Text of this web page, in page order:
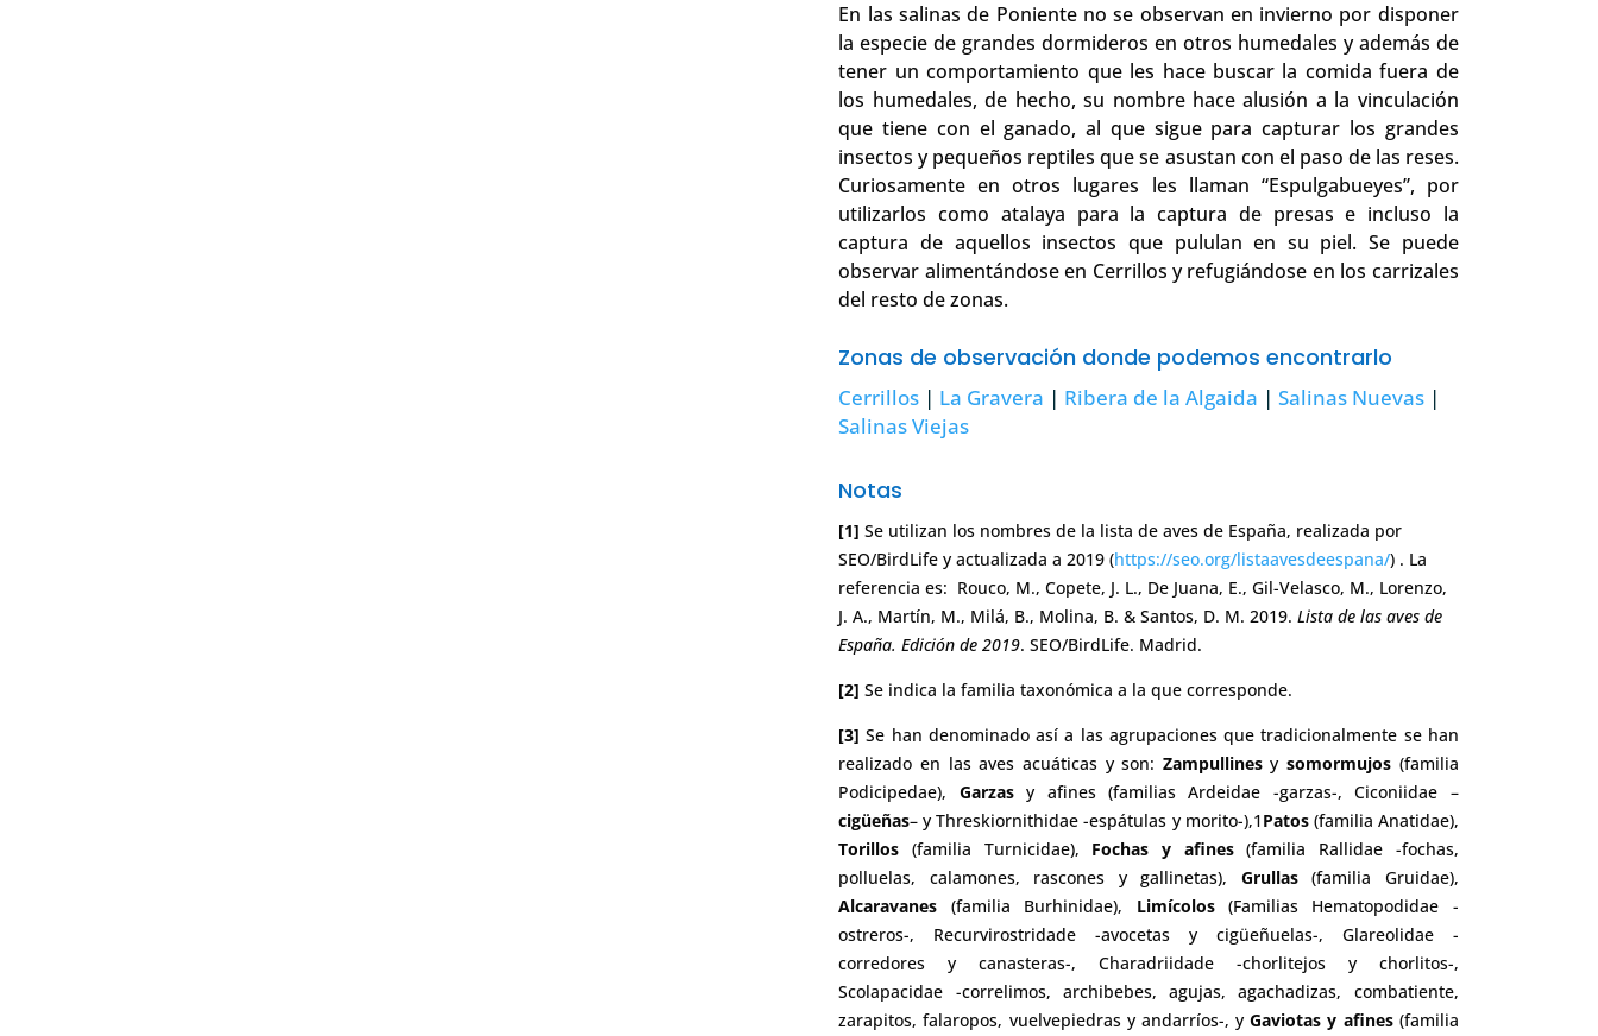
En las salinas de Poniente no se observan en invierno por disponer
la especie de grandes dormideros en otros humedales y además de
tener un comportamiento que les hace buscar la comida fuera de
los humedales, de hecho, su nombre hace alusión a la vinculación
que tiene con el ganado, al que sigue para capturar los grandes
insectos y pequeños reptiles que se asustan con el paso de las reses.
Curiosamente en otros lugares les llaman “Espulgabueyes”, por
utilizarlos como atalaya para la captura de presas e incluso la
captura de aquellos insectos que pululan en su piel. Se puede
observar alimentándose en Cerrillos y refugiándose en los carrizales
del resto de zonas.
Zonas de observación donde podemos encontrarlo
Cerrillos | La Gravera | Ribera de la Algaida |Salinas Nuevas |
Salinas Viejas
Notas
[1] Se utilizan los nombres de la lista de aves de España, realizada por
SEO/BirdLife y actualizada a 2019 (https://seo.org/listaavesdeespana/) . La
referencia es: Rouco, M., Copete, J. L., De Juana, E., Gil-Velasco, M., Lorenzo,
J. A., Martín, M., Milá, B., Molina, B. & Santos, D. M. 2019.Lista de las aves de
España. Edición de 2019. SEO/BirdLife. Madrid.
[2] Se indica la familia taxonómica a la que corresponde.
[3] Se han denominado así a las agrupaciones que tradicionalmente se han
realizado en las aves acuáticas y son: Zampullinesysomormujos (familia
Podicipedae), Garzasy afines (familias Ardeidae -garzas-, Ciconiidae –
cigüeñas– y Threskiornithidae -espátulas y morito-),1Patos(familia Anatidae),
Torillos (familia Turnicidae), Fochas y afines(familia Rallidae -fochas,
polluelas, calamones, rascones y gallinetas), Grullas(familia Gruidae),
Alcaravanes (familia Burhinidae), Limícolos(Familias Hematopodidae -
ostreros-, Recurvirostridade -avocetas y cigüeñuelas-, Glareolidae -
corredores y canasteras-, Charadriidade -chorlitejos y chorlitos-,
Scolapacidae -correlimos, archibebes, agujas, agachadizas, combatiente,
zarapitos, falaropos, vuelvepiedras y andarríos-, yGaviotas y afines(familia